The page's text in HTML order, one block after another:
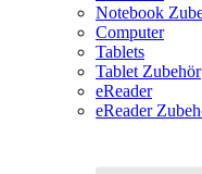
Notebook
Computer
Tablets
Tablet Zubehör
eReader
eReader